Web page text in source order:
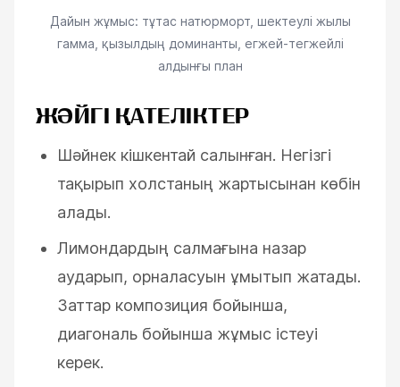
Дайын жұмыс: тұтас натюрморт, шектеулі жылы
гамма, қызылдың доминанты, егжей-тегжейлі
алдынғы план
ЖӘЙГІ ҚАТЕЛІКТЕР
Шәйнек кішкентай салынған. Негізгі
тақырып холстаның жартысынан көбін
алады.
Лимондардың салмағына назар
аударып, орналасуын ұмытып жатады.
Заттар композиция бойынша,
диагональ бойынша жұмыс істеуі
керек.